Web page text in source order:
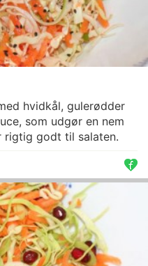
hvidkål, gulerødder
som udgør en nem
rigtig godt til salaten.